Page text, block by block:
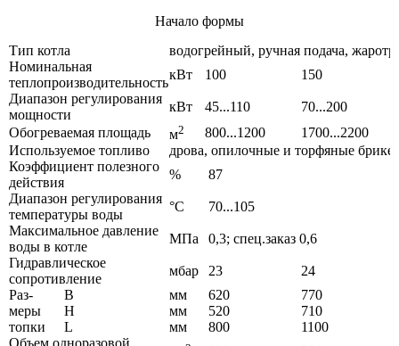
Начало формы
Тип котла
водогрейный, ручная подача,
Номинальная
теплопроизводительность
кВт 100
150
Диапазон регулирования
мощности
кВт 45...110
70...200
Обогреваемая площадь
м2 800...1200
1700...2200
Используемое топливо
дрова, опилочные и торфяные
Коэффициент полезного
действия
%
87
Диапазон регулирования
температуры воды
°С
70...105
Максимальное давление
воды в котле
МПа
0,3; спец.заказ 0,6
Гидравлическое
сопротивление
мбар 23
24
Раз-
меры
топки
В мм 620
770
Н
мм 520
710
L
мм 800
1100
Объем одноразовой